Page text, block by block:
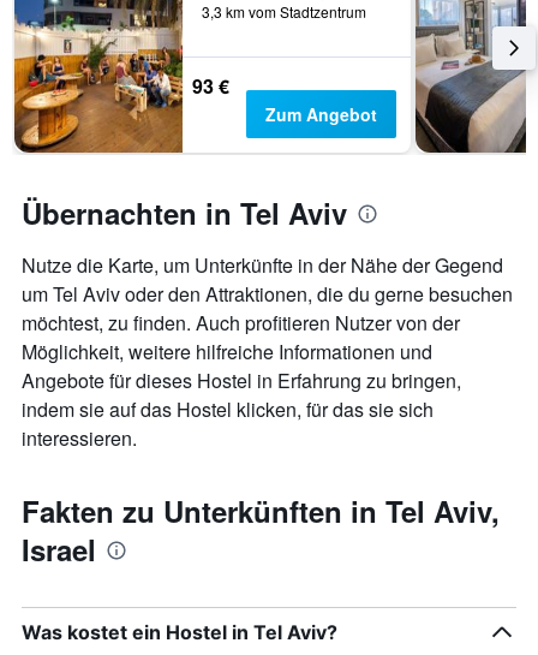
3,3 km vom Stadtzentrum
93 €
Zum Angebot
Übernachten in Tel Aviv
Nutze die Karte, um Unterkünfte in der Nähe der Gegend
um Tel Aviv oder den Attraktionen, die du gerne besuchen
möchtest, zu finden. Auch profitieren Nutzer von der
Möglichkeit, weitere hilfreiche Informationen und
Angebote für dieses Hostel in Erfahrung zu bringen,
indem sie auf das Hostel klicken, für das sie sich
interessieren.
Fakten zu Unterkünften in Tel Aviv,
Israel
Was kostet ein Hostel in Tel Aviv?